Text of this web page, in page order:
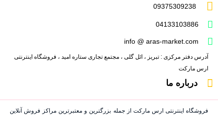
09375309238
04133103886
info @ aras-market.com
آدرس دفتر مرکزی : تبریز ، ائل گلی ، مجتمع تجاری ستاره امید ، فروشگاه اینترنتی
ارس مارکت
درباره ما
فروشگاه اینترنتی ارس مارکت از جمله بزرگترین و معتبرترین مراکز فروش آنلاین